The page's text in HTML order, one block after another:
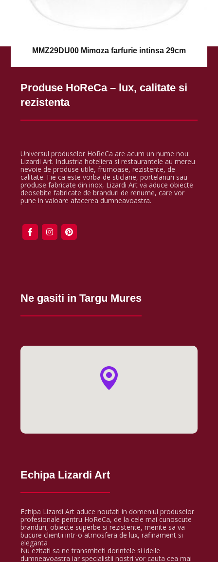
MMZ29DU00 Mimoza farfurie intinsa 29cm
Produse HoReCa – lux, calitate si
rezistenta
Universul produselor HoReCa are acum un nume nou:
Lizardi Art. Industria hoteliera si restaurantele au mereu
nevoie de produse utile, frumoase, rezistente, de
calitate. Fie ca este vorba de sticlarie, portelanuri sau
produse fabricate din inox, Lizardi Art va aduce obiecte
deosebite fabricate de branduri de renume, care vor
pune in valoare afacerea dumneavoastra.
Ne gasiti in Targu Mures
Echipa Lizardi Art
Echipa Lizardi Art aduce noutati in domeniul produselor
profesionale pentru HoReCa, de la cele mai cunoscute
branduri, obiecte superbe si rezistente, menite sa va
bucure clientii intr-o atmosfera de lux, rafinament si
eleganta
Nu ezitati sa ne transmiteti dorintele si ideile
dumneavoastra iar specialistii nostri vor cauta cea mai